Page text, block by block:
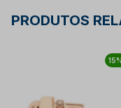
PRODUTOS